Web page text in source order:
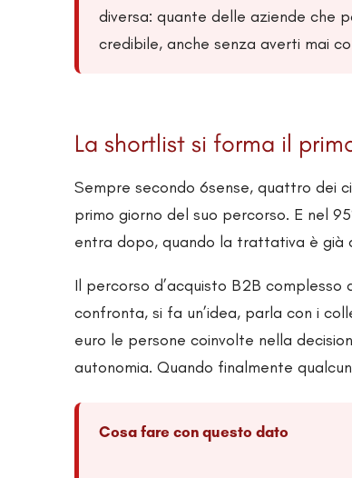
diversa: quante delle aziende che
credibile, anche senza averti mai
La shortlist si forma il
Sempre secondo 6sense, quattro dei
primo giorno del suo percorso. E nel
entra dopo, quando la trattativa è
Il percorso d’acquisto B2B
confronta, si fa un’idea, parla con i
euro le persone coinvolte nella
autonomia. Quando finalmente
Cosa fare con questo dato